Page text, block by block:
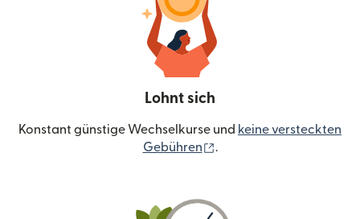
Lohnt sich
Konstant günstige Wechselkurse und keine versteckten
Gebühren
.